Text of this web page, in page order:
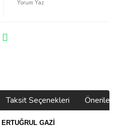
Yorum Yaz
Taksit Seçenekleri
ERTUĞRUL GAZİ